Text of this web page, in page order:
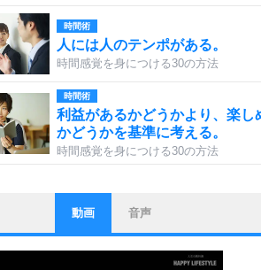
時間術
人には人のテンポがある。
時間感覚を身につける30の方法
時間術
利益があるかどうかより、楽し
かどうかを基準に考える。
時間感覚を身につける30の方法
ストレス対策
他人と比べない。
いっそのこと、他人を見ない。
動画 音声